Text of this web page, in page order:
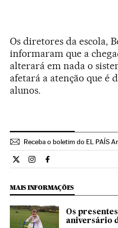
Os diretores da escola,
informaram que a
alterará em nada o
afetará a atenção que é
alunos.
Receba o boletim do EL PAÍS
Internacional El País Brasil en
Internacional El País
Internacional El País
MAIS INFORMAÇÕES
Os
aniversário